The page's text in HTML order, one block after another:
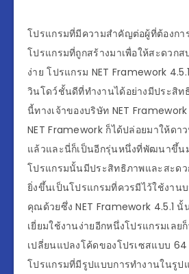
โปรแกรมที่มีความสำคัญต่อผู้ที่ต้องกา
โปรแกรมที่ถูกสร้างมาเพื่อให้สะดวก
ง่าย โปรแกรม NET Framework
วินโดว์ชั้นดีที่ทำงานได้อย่างมีประสิ
นี้ทางเจ้าของบริษัท NET
NET Framework ก็ได้ปล่อยมาให้ด
แล้วและนี่ก็เป็นอีกรุ่นหนึ่งที่พัฒนาขึ้น
โปรแกรมนั้นมีประสิทธิภาพและสะด
ยิ่งขึ้นเป็นโปรแกรมที่ควรมีไว้ใช้งาน
คุณด้วยซึ่ง NET Framework 4.5.1
เยี่ยมใช้งานง่ายอีกหนึ่งโปรแกรมเลย
เปลี่ยนแปลงโค้ดของโปรเซสแบบ
โปรแกรมที่มีรูปแบบการทำงานในรูป